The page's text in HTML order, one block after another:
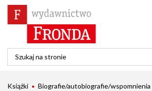
Książki Biografie/autobiografie/wspomnienia